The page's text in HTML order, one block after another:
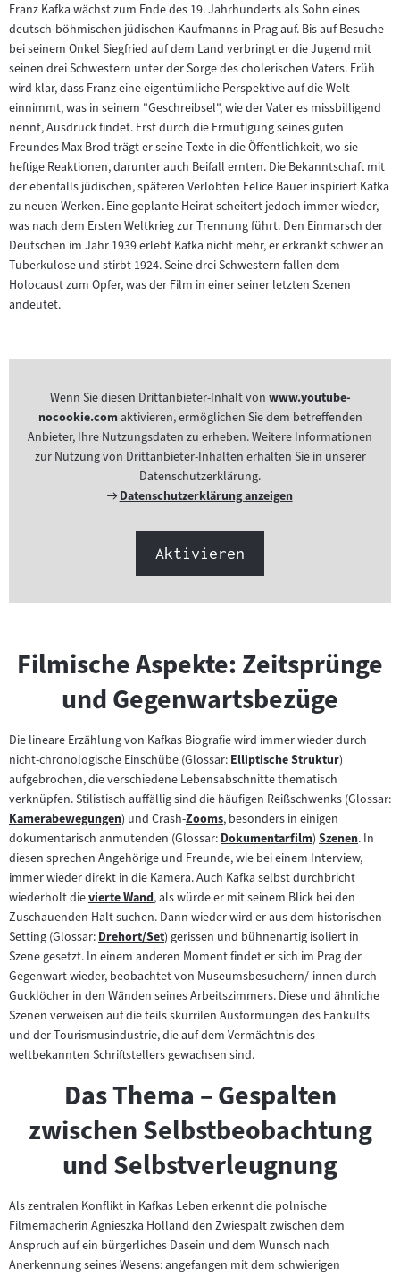
Franz Kafka wächst zum Ende des 19. Jahrhunderts als Sohn eines
deutsch-böhmischen jüdischen Kaufmanns in Prag auf. Bis auf Besuche
bei seinem Onkel Siegfried auf dem Land verbringt er die Jugend mit
seinen drei Schwestern unter der Sorge des cholerischen Vaters. Früh
wird klar, dass Franz eine eigentümliche Perspektive auf die Welt
einnimmt, was in seinem "Geschreibsel", wie der Vater es missbilligend
nennt, Ausdruck findet. Erst durch die Ermutigung seines guten
Freundes Max Brod trägt er seine Texte in die Öffentlichkeit, wo sie
heftige Reaktionen, darunter auch Beifall ernten. Die Bekanntschaft mit
der ebenfalls jüdischen, späteren Verlobten Felice Bauer inspiriert Kafka
zu neuen Werken. Eine geplante Heirat scheitert jedoch immer wieder,
was nach dem Ersten Weltkrieg zur Trennung führt. Den Einmarsch der
Deutschen im Jahr 1939 erlebt Kafka nicht mehr, er erkrankt schwer an
Tuberkulose und stirbt 1924. Seine drei Schwestern fallen dem
Holocaust zum Opfer, was der Film in einer seiner letzten Szenen
andeutet.
Wenn Sie diesen Drittanbieter-Inhalt von www.youtube-
nocookie.comaktivieren, ermöglichen Sie dem betreffenden
Anbieter, Ihre Nutzungsdaten zu erheben. Weitere Informationen
zur Nutzung von Drittanbieter-Inhalten erhalten Sie in unserer
Datenschutzerklärung.
Externer
Datenschutzerklärung anzeigen
Aktivieren
Filmische Aspekte: Zeitsprünge
und Gegenwartsbezüge
Die lineare Erzählung von Kafkas Biografie wird immer wieder durch
nicht-chronologische Einschübe (Glossar:Zum
Inhalt:
Elliptische Struktur)
aufgebrochen, die verschiedene Lebensabschnitte thematisch
verknüpfen. Stilistisch auffällig sind die häufigen Reißschwenks (Glossar:
Zum
Inhalt:
Kamerabewegungen) und Crash-Zum
Inhalt:
Zooms, besonders in einigen
dokumentarisch anmutenden (Glossar:Zum
Inhalt:
Dokumentarfilm) Zum
Inhalt:
Szenen. In
diesen sprechen Angehörige und Freunde, wie bei einem Interview,
immer wieder direkt in die Kamera. Auch Kafka selbst durchbricht
wiederholt dieZum
Inhalt:
vierte Wand, als würde er mit seinem Blick bei den
Zuschauenden Halt suchen. Dann wieder wird er aus dem historischen
Setting (Glossar:Zum
Inhalt:
Drehort/Set) gerissen und bühnenartig isoliert in
Szene gesetzt. In einem anderen Moment findet er sich im Prag der
Gegenwart wieder, beobachtet von Museumsbesuchern/-innen durch
Gucklöcher in den Wänden seines Arbeitszimmers. Diese und ähnliche
Szenen verweisen auf die teils skurrilen Ausformungen des Fankults
und der Tourismusindustrie, die auf dem Vermächtnis des
weltbekannten Schriftstellers gewachsen sind.
Das Thema – Gespalten
zwischen Selbstbeobachtung
und Selbstverleugnung
Als zentralen Konflikt in Kafkas Leben erkennt die polnische
Filmemacherin Agnieszka Holland den Zwiespalt zwischen dem
Anspruch auf ein bürgerliches Dasein und dem Wunsch nach
Anerkennung seines Wesens: angefangen mit dem schwierigen